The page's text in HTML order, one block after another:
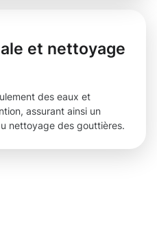
et nettoyage
des eaux et
assurant ainsi un
nettoyage des gouttières.